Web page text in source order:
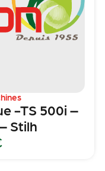
-TS 500i –
Stilh